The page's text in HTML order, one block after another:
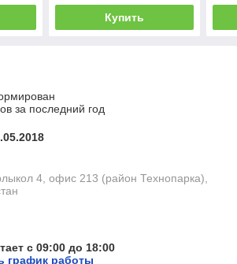
Купить
за последний год
4, офис 213 (район Технопарка),
с 09:00 до 18:00
график работы